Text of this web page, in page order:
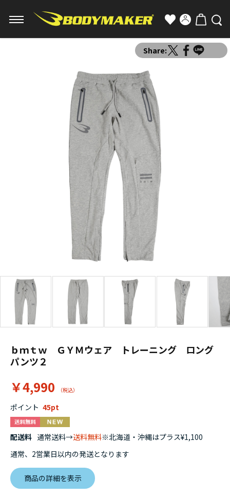
Share:
ｂｍｔｗ ＧＹＭウェア トレーニング ロング
パンツ２
￥4,990
ポイント 45
配送料 通常送料→送料無料※北海道・沖縄はプラス¥1,100
通常、2営業日以内の発送となります
商品の詳細を表示